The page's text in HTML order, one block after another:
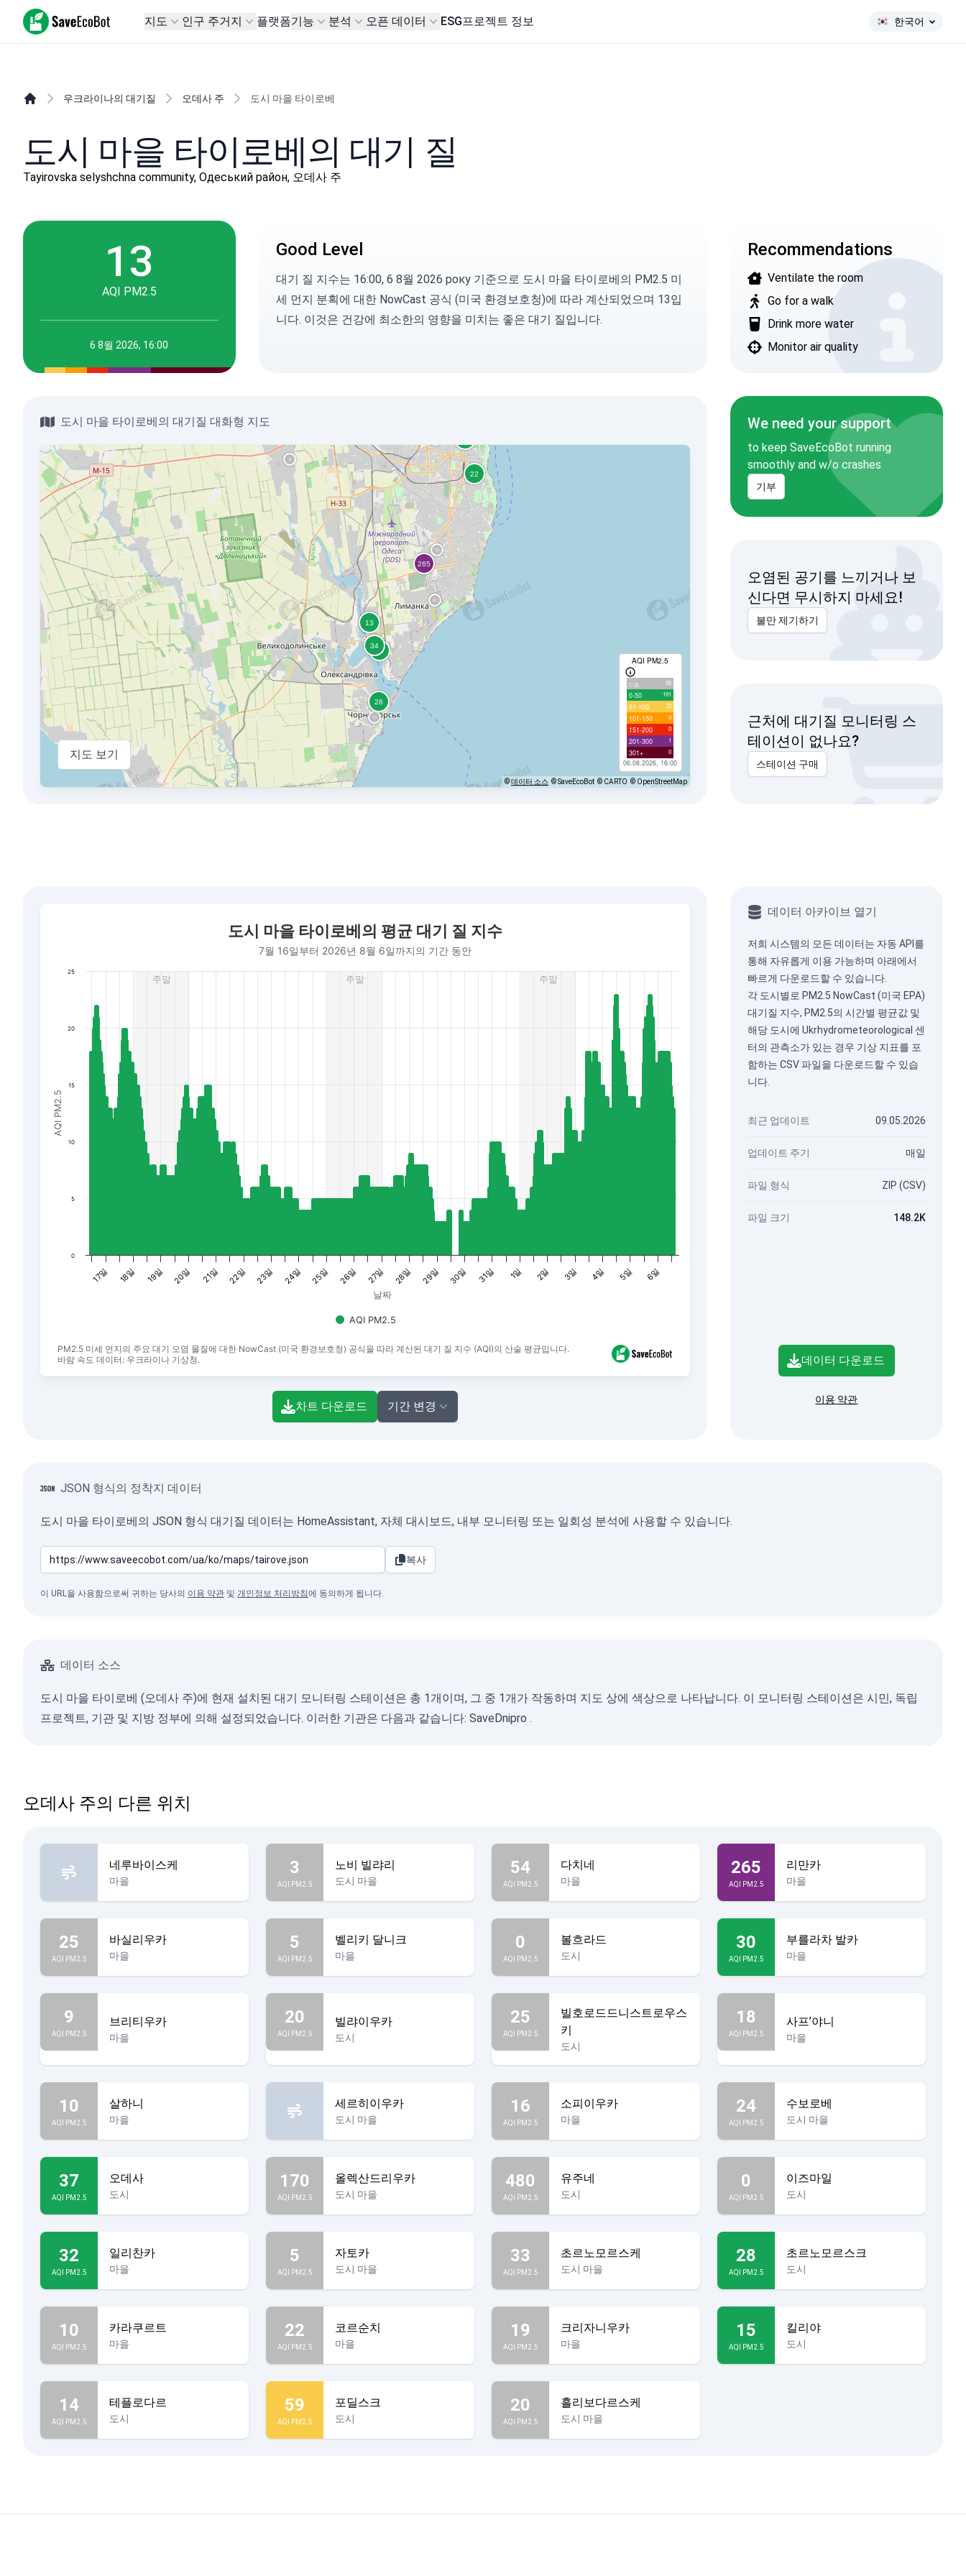
SaveEcoBot 지도 인구 주거지 플랫폼기능 분석 오픈 데이터 ESG프로젝트 정보 한국어
우크라이나의 대기질 오데사 주 도시 마을 타이로베
도시 마을 타이로베의 대기 질
Tayirovska selyshchna community, Одеський район, 오데사 주
13
AQI PM2.5
6 8월 2026, 16:00
Good Level
대기 질 지수는 16:00, 6 8월 2026 року 기준으로 도시 마을 타이로베의 PM2.5 미
세 먼지 분획에 대한 NowCast 공식 (미국 환경보호청)에 따라 계산되었으며 13입
니다. 이것은 건강에 최소한의 영향을 미치는 좋은 대기 질입니다.
Recommendations
Ventilate the room
Go for a walk
Drink more water
Monitor air quality
도시 마을 타이로베의 대기질 대화형 지도
AQI PM2.5
с/д 85
0-50 191
51-100 72
101-150 0
151-200 0
201-300 1
301+ 0
06.08.2026, 16:00
지도 보기
©데이터 소스 © SaveEcoBot © CARTO © OpenStreetMap
We need your support
to keep SaveEcoBot running
smoothly and w/o crashes
기부
오염된 공기를 느끼거나 보
신다면 무시하지 마세요!
불만 제기하기
근처에 대기질 모니터링 스
테이션이 없나요?
스테이션 구매
7월 16일부터 2026년 8월 6일까지의 기간 동안
The chart has 1 Y axis displaying AQI PM2.5. Data ranges from 3 to 23.
PM2.5 미세 먼지의 주요 대기 오염 물질에 대한 NowCast (미국 환경보호청) 공식을 따라 계산된 대기 질 지수 (AQI)의 산술 평균입니다.
바람 속도 데이터: 우크라이나 기상청.
주말
주말
주말
날짜
AQI PM2.5
도시 마을 타이로베의 평균 대기 질 지수
7월 16일부터 2026년 8월 6일까지의 기간 동안
AQI PM2.5
17일 18일 19일 20일 21일 22일 23일 24일 25일 26일 27일 28일 29일 30일 31일 1일 2일 3일 4일 5일 6일
0
5
10
15
20
25
End of interactive chart.
차트 다운로드
기간 변경
데이터 아카이브 열기
저희 시스템의 모든 데이터는 자동 API 를
통해 자유롭게 이용 가능하며 아래에서
빠르게 다운로드할 수 있습니다.
각 도시별로 PM2.5 NowCast (미국 EPA)
대기질 지수, PM2.5의 시간별 평균값 및
해당 도시에 Ukrhydrometeorological 센
터의 관측소가 있는 경우 기상 지표를 포
함하는 CSV 파일을 다운로드할 수 있습
니다.
최근 업데이트 09.05.2026
업데이트 주기 매일
파일 형식 ZIP (CSV)
파일 크기 148.2K
데이터 다운로드
이용 약관
JSON 형식의 정착지 데이터
도시 마을 타이로베의 JSON 형식 대기질 데이터는 HomeAssistant, 자체 대시보드, 내부 모니터링 또는 일회성 분석에 사용할 수 있습니다.
복사
이 URL을 사용함으로써 귀하는 당사의 이용 약관 및 개인정보 처리방침에 동의하게 됩니다.
데이터 소스
도시 마을 타이로베 (오데사 주)에 현재 설치된 대기 모니터링 스테이션은 총 1개이며, 그 중 1개가 작동하며 지도 상에 색상으로 나타납니다. 이 모니터링 스테이션은 시민, 독립
프로젝트, 기관 및 지방 정부에 의해 설정되었습니다. 이러한 기관은 다음과 같습니다: SaveDnipro .
오데사 주의 다른 위치
네루바이스케
마을
3
AQI PM2.5
노비 빌랴리
도시 마을
54
AQI PM2.5
다치네
마을
265
AQI PM2.5
리만카
마을
25
AQI PM2.5
바실리우카
마을
5
AQI PM2.5
벨리키 달니크
마을
0
AQI PM2.5
볼흐라드
도시
30
AQI PM2.5
부를라차 발카
마을
9
AQI PM2.5
브리티우카
마을
20
AQI PM2.5
빌랴이우카
도시
25
AQI PM2.5
빌호로드드니스트로우스
키
도시
18
AQI PM2.5
사프’야니
마을
10
AQI PM2.5
살하니
마을
세르히이우카
도시 마을
16
AQI PM2.5
소피이우카
마을
24
AQI PM2.5
수보로베
도시 마을
37
AQI PM2.5
오데사
도시
170
AQI PM2.5
올렉산드리우카
도시 마을
480
AQI PM2.5
유주네
도시
0
AQI PM2.5
이즈마일
도시
32
AQI PM2.5
일리찬카
마을
5
AQI PM2.5
자토카
도시 마을
33
AQI PM2.5
초르노모르스케
도시 마을
28
AQI PM2.5
초르노모르스크
도시
10
AQI PM2.5
카라쿠르트
마을
22
AQI PM2.5
코르순치
마을
19
AQI PM2.5
크리자니우카
마을
15
AQI PM2.5
킬리야
도시
14
AQI PM2.5
테플로다르
도시
59
AQI PM2.5
포딜스크
도시
20
AQI PM2.5
흘리보다르스케
도시 마을